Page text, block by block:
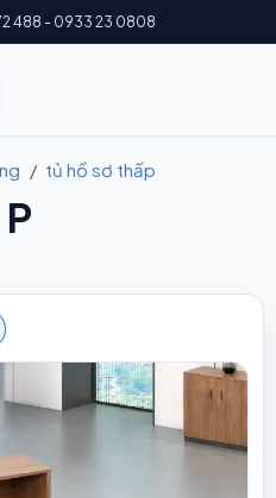
488 - 0933 23 0808
tủ hồ sơ thấp